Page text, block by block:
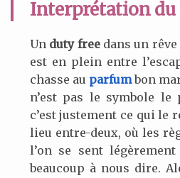
Interprétation du
Un duty freedans un rêve
est en plein entre
chasse au parfumbon
n’est pas le symbole le
c’est justement ce qui le
lieu entre-deux, où les
l’on se sent
beaucoup à nous dire.